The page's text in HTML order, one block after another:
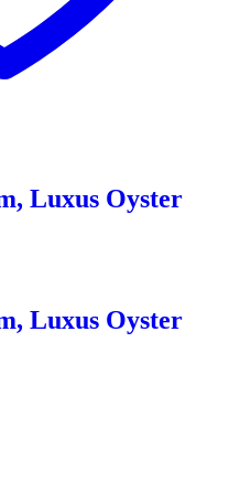
Luxus Oyster
Luxus Oyster